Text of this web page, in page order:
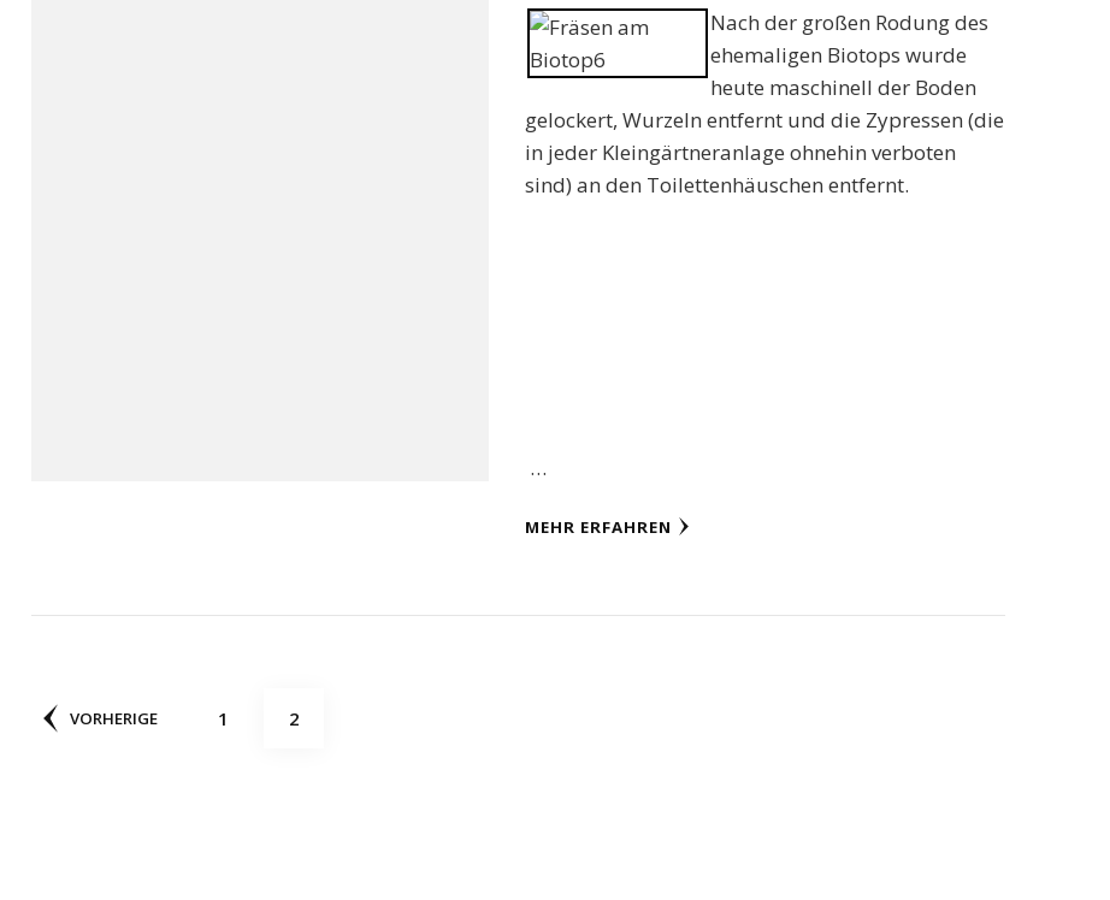
Nach der großen Rodung des
ehemaligen Biotops wurde
heute maschinell der Boden
gelockert, Wurzeln entfernt und die Zypressen (die
in jeder Kleingärtneranlage ohnehin verboten
sind) an den Toilettenhäuschen entfernt.
…
MEHR ERFAHREN
Seitennummerierung
VORHERIGE SEITE
1 SEITE
2